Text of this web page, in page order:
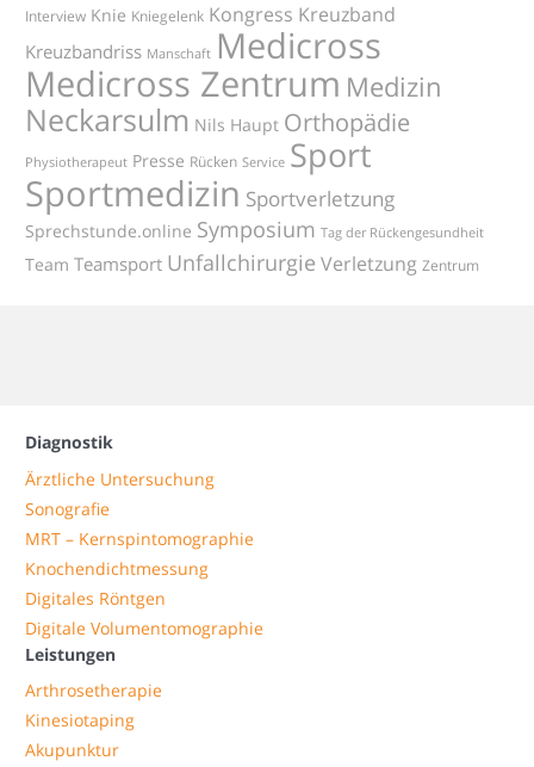
Interview Knie Kniegelenk Kongress Kreuzband
Kreuzbandriss Manschaft Medicross
Medicross Zentrum Medizin
Neckarsulm Nils Haupt Orthopädie
Physiotherapeut Presse Rücken Service Sport
Sportmedizin Sportverletzung
Sprechstunde.online Symposium Tag der Rückengesundheit
Team Teamsport Unfallchirurgie Verletzung Zentrum
Diagnostik
Ärztliche Untersuchung
Sonografie
MRT – Kernspintomographie
Knochendichtmessung
Digitales Röntgen
Digitale Volumentomographie
Leistungen
Arthrosetherapie
Kinesiotaping
Akupunktur